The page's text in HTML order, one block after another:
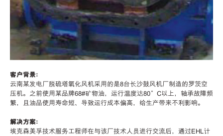
客户背景：
云南某发电厂脱硫塔氧化风机采用的是8台长沙鼓风机厂制造的罗茨空
压机。之前使用某品牌68#矿物油，运行温度达80°C以上，轴承故障频
繁，且油品使用寿命短、导致运行成本偏高，给生产带来不利影响。
解决方案：
埃克森美孚技术服务工程师在与该厂技术人员进行交流后，通过EHL计